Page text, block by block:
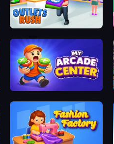
Outlets Rush
My Arcade Center